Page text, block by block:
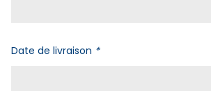
Date de livraison *